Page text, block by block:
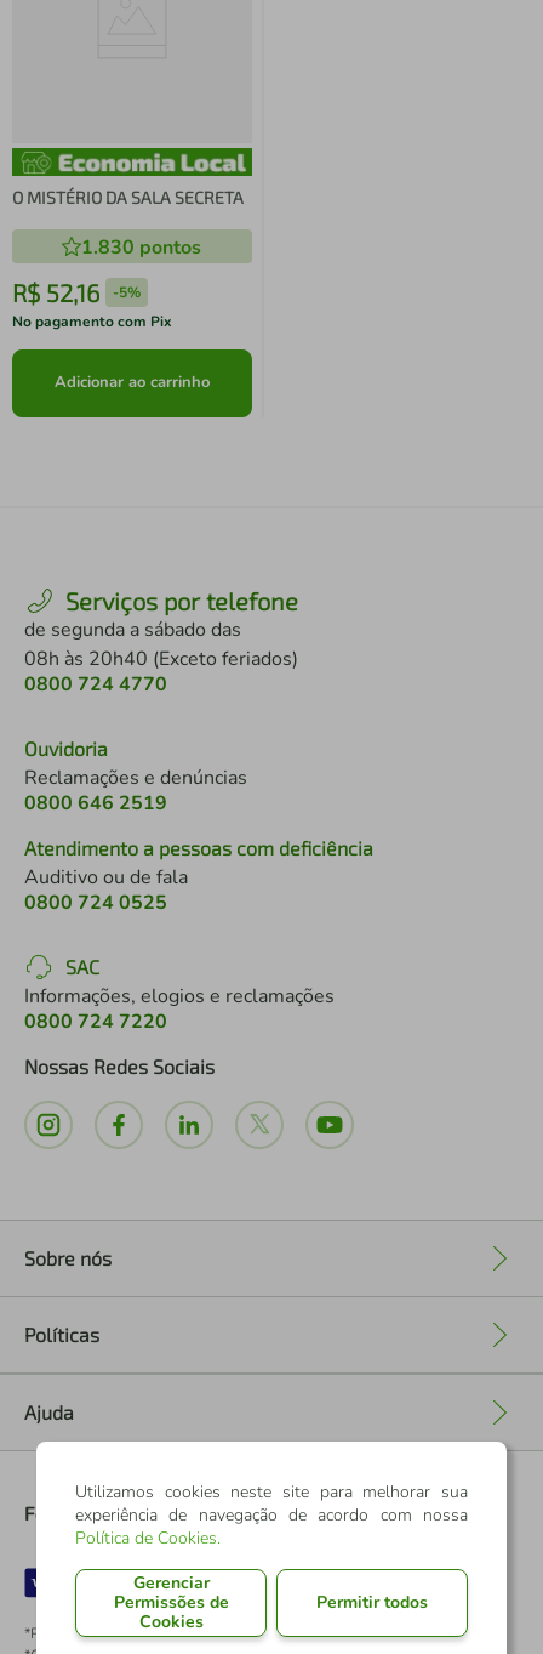
O MISTÉRIO DA SALA SECRETA
1.830 pontos
R$ 52,16 -5%
No pagamento com Pix
Adicionar ao carrinho
Serviços por telefone
de segunda a sábado das
08h às 20h40 (Exceto feriados)
0800 724 4770
Ouvidoria
Reclamações e denúncias
0800 646 2519
Atendimento a pessoas com deficiência
Auditivo ou de fala
0800 724 0525
SAC
Informações, elogios e reclamações
0800 724 7220
Nossas Redes Sociais
Sobre nós
Políticas
Ajuda
Formas de Pagamento
*Pontos dos Cartões Sicredi
Utilizamos cookies neste site para melhorar sua
experiência de navegação de acordo com nossa
Política de Cookies.
Gerenciar
Permissões de
Cookies
Permitir todos